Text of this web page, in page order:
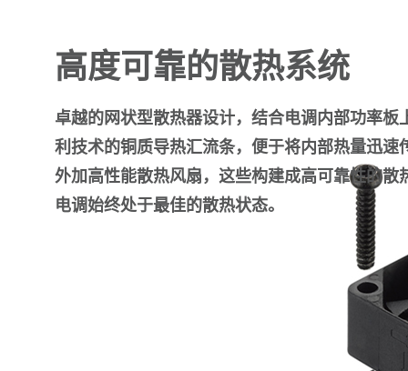
高度可靠的散热系统
卓越的网状型散热器设计，结合电调内部功率板
利技术的铜质导热汇流条，便于将内部热量迅速
外加高性能散热风扇，这些构建成高可靠性的散
电调始终处于最佳的散热状态。